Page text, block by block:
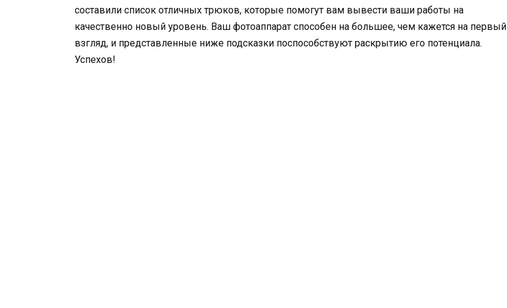
составили список отличных трюков, которые помогут вам вывести ваши работы на
качественно новый уровень. Ваш фотоаппарат способен на большее, чем кажется на первый
взгляд, и представленные ниже подсказки поспособствуют раскрытию его потенциала.
Успехов!